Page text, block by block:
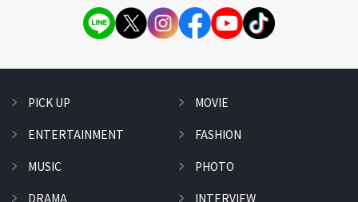
PICK UP
ENTERTAINMENT
MUSIC
DRAMA
MOVIE
FASHION
PHOTO
INTERVIEW